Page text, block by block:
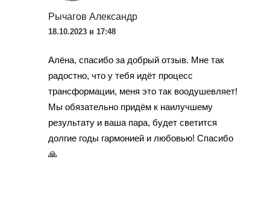
Рычагов Александр
18.10.2023 в 17:48
Алёна, спасибо за добрый отзыв. Мне так
радостно, что у тебя идёт процесс
трансформации, меня это так воодушевляет!
Мы обязательно придём к наилучшему
результату и ваша пара, будет светится
долгие годы гармонией и любовью! Спасибо
🙏